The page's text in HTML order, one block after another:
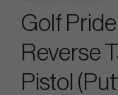
Golf
Reverse
Pistol